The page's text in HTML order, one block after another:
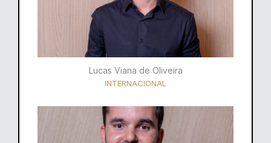
Lucas Viana de Oliveira
INTERNACIONAL